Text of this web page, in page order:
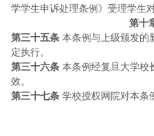
学学生申诉处理条例》受理学生
第十
第三十五条 本条例与上级颁发的
定执行。
第三十六条 本条例经复旦大学校
效。
第三十七条 学校授权网院对本条